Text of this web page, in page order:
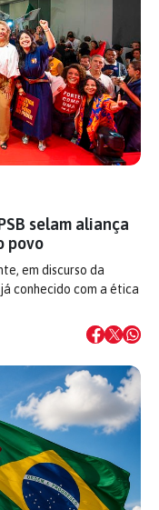
selam aliança
povo
em discurso da
conhecido com a ética